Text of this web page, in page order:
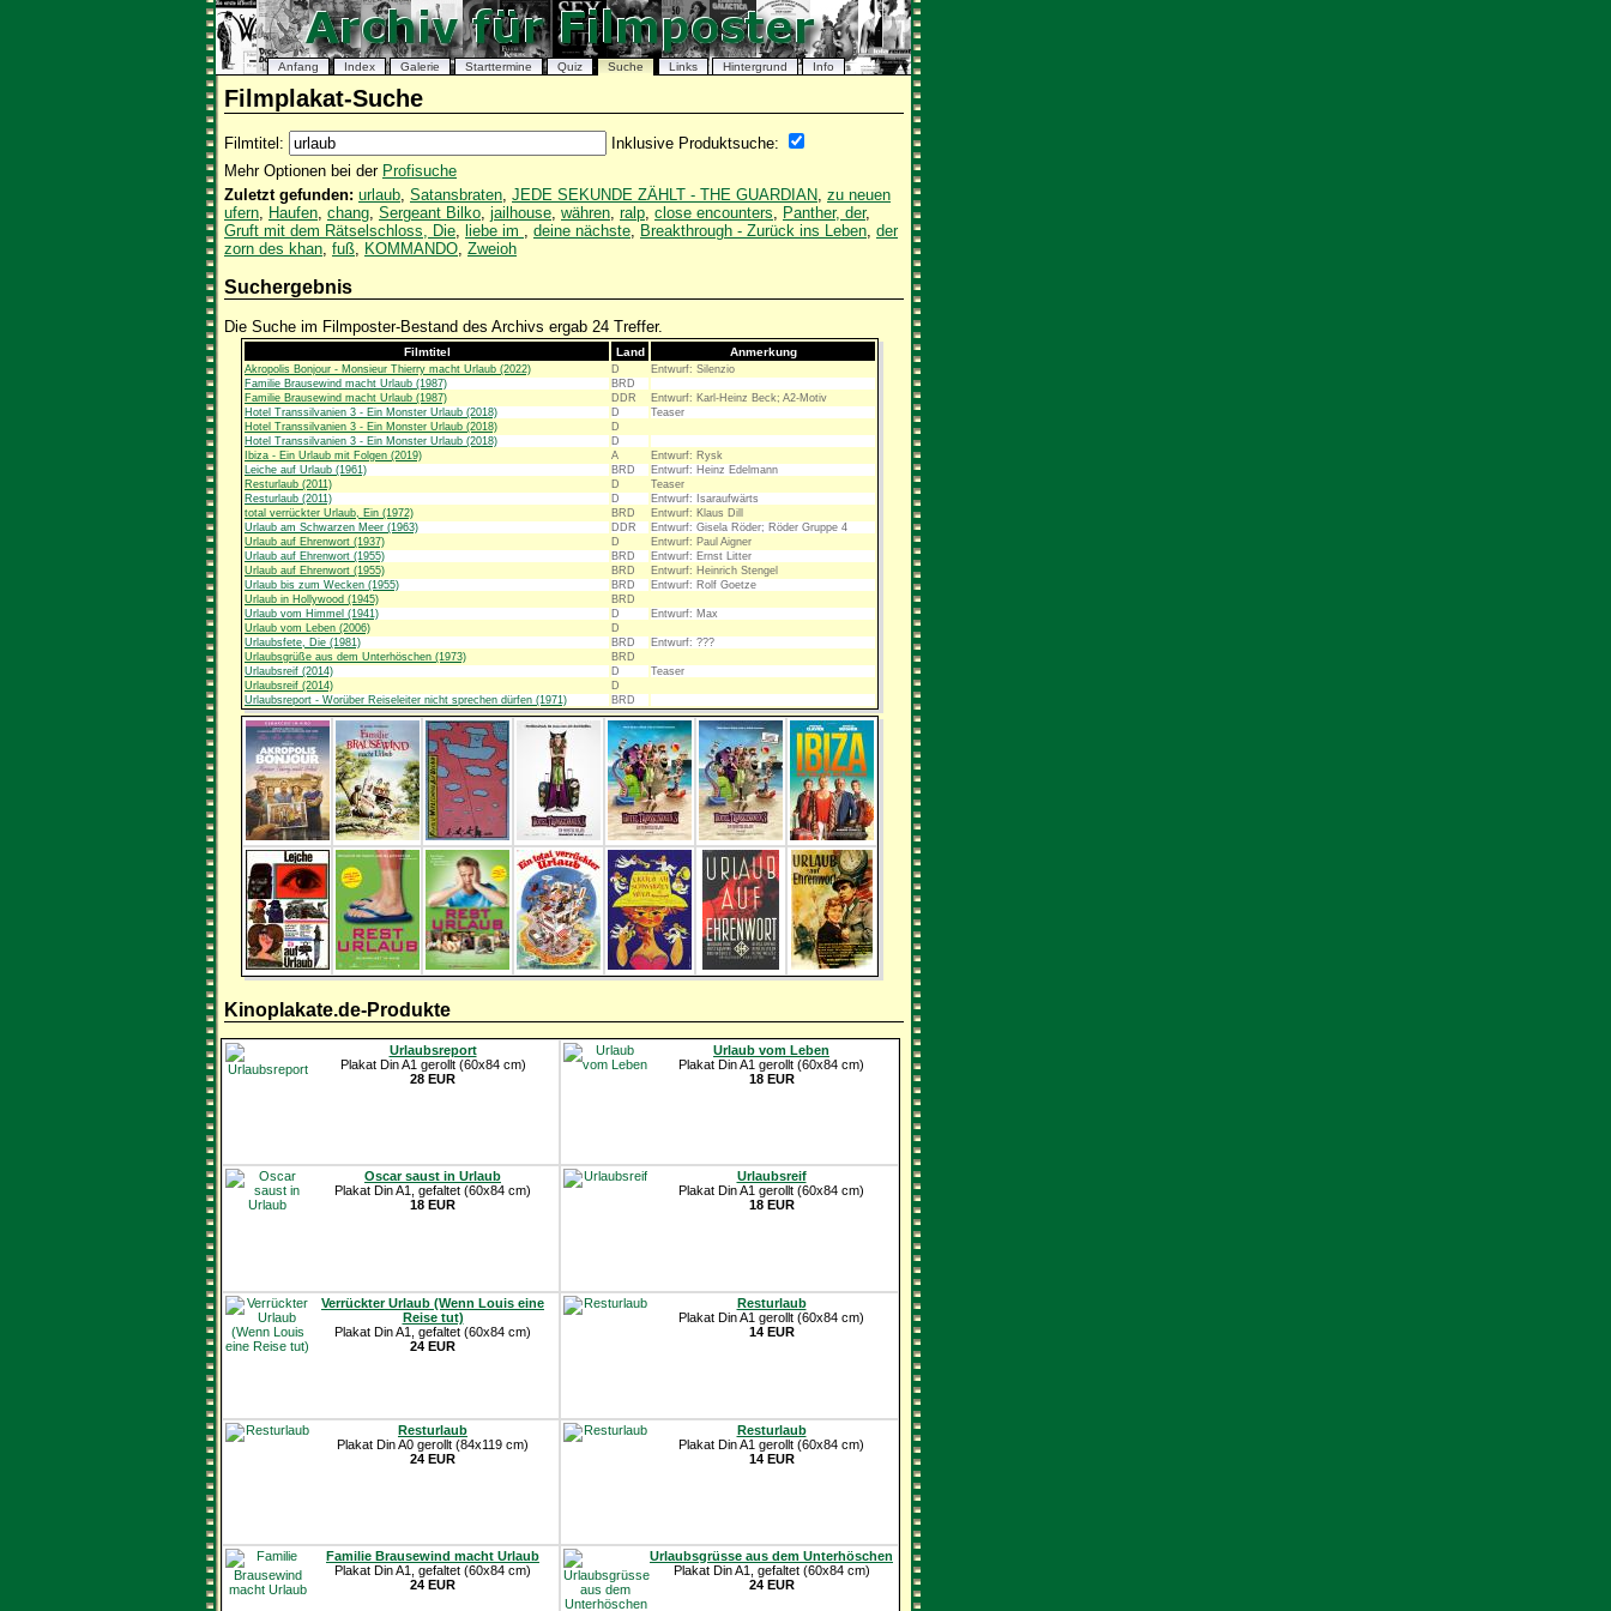
Anfang Index Galerie Starttermine Quiz Suche Links Hintergrund Info
Filmplakat-Suche
Filmtitel:
Inklusive Produktsuche:
Mehr Optionen bei der Profisuche
Zuletzt gefunden: urlaub, Satansbraten, JEDE SEKUNDE ZÄHLT - THE GUARDIAN, zu neuen
ufern, Haufen, chang, Sergeant Bilko, jailhouse, währen, ralp, close encounters, Panther, der,
Gruft mit dem Rätselschloss, Die, liebe im , deine nächste, Breakthrough - Zurück ins Leben, der
zorn des khan, fuß, KOMMANDO, Zweioh
Suchergebnis
Die Suche im Filmposter-Bestand des Archivs ergab 24 Treffer.
Filmtitel Land Anmerkung
Akropolis Bonjour - Monsieur Thierry macht Urlaub (2022) D
Entwurf: Silenzio
Familie Brausewind macht Urlaub (1987)
BRD
Familie Brausewind macht Urlaub (1987)
DDR
Entwurf: Karl-Heinz Beck; A2-Motiv
Hotel Transsilvanien 3 - Ein Monster Urlaub (2018)
D
Teaser
Hotel Transsilvanien 3 - Ein Monster Urlaub (2018)
D
Hotel Transsilvanien 3 - Ein Monster Urlaub (2018)
D
Ibiza - Ein Urlaub mit Folgen (2019)
A
Entwurf: Rysk
Leiche auf Urlaub (1961)
BRD
Entwurf: Heinz Edelmann
Resturlaub (2011)
D
Teaser
Resturlaub (2011)
D
Entwurf: Isaraufwärts
total verrückter Urlaub, Ein (1972)
BRD
Entwurf: Klaus Dill
Urlaub am Schwarzen Meer (1963)
DDR
Entwurf: Gisela Röder; Röder Gruppe 4
Urlaub auf Ehrenwort (1937)
D
Entwurf: Paul Aigner
Urlaub auf Ehrenwort (1955)
BRD
Entwurf: Ernst Litter
Urlaub auf Ehrenwort (1955)
BRD
Entwurf: Heinrich Stengel
Urlaub bis zum Wecken (1955)
BRD
Entwurf: Rolf Goetze
Urlaub in Hollywood (1945)
BRD
Urlaub vom Himmel (1941)
D
Entwurf: Max
Urlaub vom Leben (2006)
D
Urlaubsfete, Die (1981)
BRD
Entwurf: ???
Urlaubsgrüße aus dem Unterhöschen (1973)
BRD
Urlaubsreif (2014)
D
Teaser
Urlaubsreif (2014)
D
Urlaubsreport - Worüber Reiseleiter nicht sprechen dürfen (1971)
BRD
Kinoplakate.de-Produkte
Urlaubsreport
Plakat Din A1 gerollt (60x84 cm)
28 EUR
Urlaub vom Leben
Plakat Din A1 gerollt (60x84 cm)
18 EUR
Oscar saust in Urlaub
Plakat Din A1, gefaltet (60x84 cm)
18 EUR
Urlaubsreif
Plakat Din A1 gerollt (60x84 cm)
18 EUR
Verrückter Urlaub (Wenn Louis eine
Reise tut)
Plakat Din A1, gefaltet (60x84 cm)
24 EUR
Resturlaub
Plakat Din A1 gerollt (60x84 cm)
14 EUR
Resturlaub
Plakat Din A0 gerollt (84x119 cm)
24 EUR
Resturlaub
Plakat Din A1 gerollt (60x84 cm)
14 EUR
Familie Brausewind macht Urlaub
Plakat Din A1, gefaltet (60x84 cm)
24 EUR
Urlaubsgrüsse aus dem Unterhöschen
Plakat Din A1, gefaltet (60x84 cm)
24 EUR